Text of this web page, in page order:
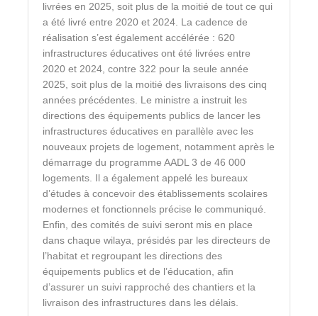
livrées en 2025, soit plus de la moitié de tout ce qui
a été livré entre 2020 et 2024. La cadence de
réalisation s’est également accélérée : 620
infrastructures éducatives ont été livrées entre
2020 et 2024, contre 322 pour la seule année
2025, soit plus de la moitié des livraisons des cinq
années précédentes. Le ministre a instruit les
directions des équipements publics de lancer les
infrastructures éducatives en parallèle avec les
nouveaux projets de logement, notamment après le
démarrage du programme AADL 3 de 46 000
logements. Il a également appelé les bureaux
d’études à concevoir des établissements scolaires
modernes et fonctionnels précise le communiqué.
Enfin, des comités de suivi seront mis en place
dans chaque wilaya, présidés par les directeurs de
l’habitat et regroupant les directions des
équipements publics et de l’éducation, afin
d’assurer un suivi rapproché des chantiers et la
livraison des infrastructures dans les délais.